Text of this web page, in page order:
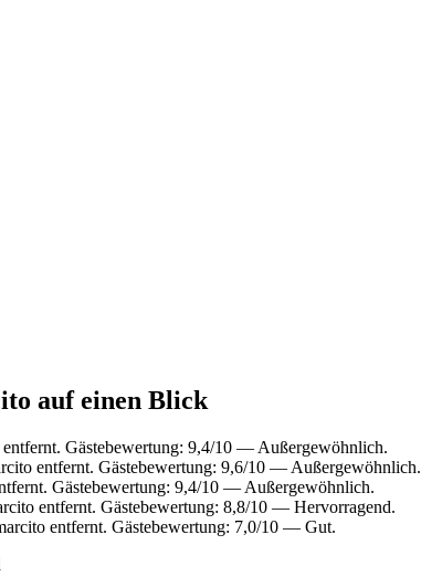
auf einen Blick
Gästebewertung: 9,4/10 — Außergewöhnlich.
entfernt. Gästebewertung: 9,6/10 — Außergewöhnlich.
Gästebewertung: 9,4/10 — Außergewöhnlich.
entfernt. Gästebewertung: 8,8/10 — Hervorragend.
entfernt. Gästebewertung: 7,0/10 — Gut.